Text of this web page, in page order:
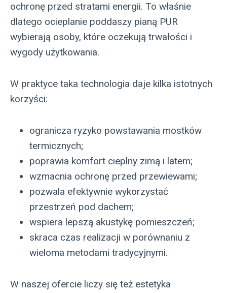
ochronę przed stratami energii. To właśnie
dlatego ocieplanie poddaszy pianą PUR
wybierają osoby, które oczekują trwałości i
wygody użytkowania.
W praktyce taka technologia daje kilka istotnych
korzyści:
ogranicza ryzyko powstawania mostków
termicznych;
poprawia komfort cieplny zimą i latem;
wzmacnia ochronę przed przewiewami;
pozwala efektywnie wykorzystać
przestrzeń pod dachem;
wspiera lepszą akustykę pomieszczeń;
skraca czas realizacji w porównaniu z
wieloma metodami tradycyjnymi.
W naszej ofercie liczy się też estetyka